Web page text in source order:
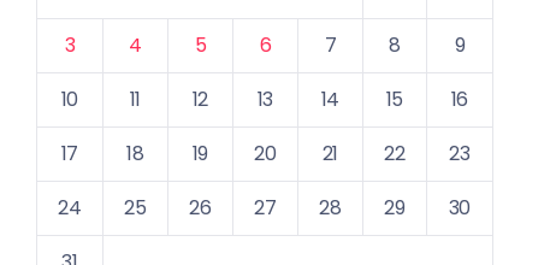
3
4 5 6 7 8
9
10
11 12 13 14 15
16
17
18 19 20 21 22
23
24
25 26 27 28 29
30